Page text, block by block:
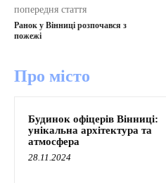
попередня стаття
Ранок у Вінниці розпочався з
пожежі
Про місто
Будинок офіцерів Вінниці:
унікальна архітектура та
атмосфера
28.11.2024